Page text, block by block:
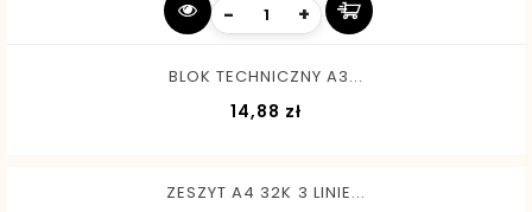
- +
BLOK TECHNICZNY A3...
14,88 złCena
ZESZYT A4 32K 3 LINIE...